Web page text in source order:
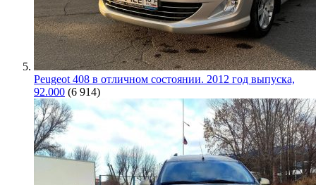
Peugeot 408 в отличном состоянии. 2012 год выпуска,
92.000 (6 914)